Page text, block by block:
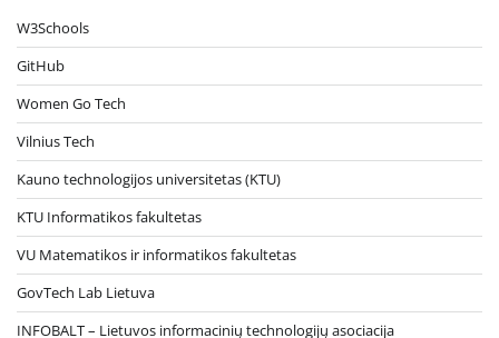
W3Schools
GitHub
Women Go Tech
Vilnius Tech
Kauno technologijos universitetas (KTU)
KTU Informatikos fakultetas
VU Matematikos ir informatikos fakultetas
GovTech Lab Lietuva
INFOBALT – Lietuvos informacinių technologijų asociacija